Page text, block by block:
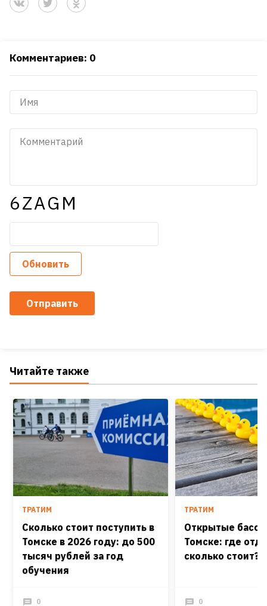
Комментариев: 0
6ZAGM
Обновить
Отправить
Читайте также
ТРАТИМ
Сколько стоит поступить в
Томске в 2026 году: до 500
тысяч рублей за год
обучения
0
ТРАТИМ
Открытые
Томске: где
сколько стоит?
0